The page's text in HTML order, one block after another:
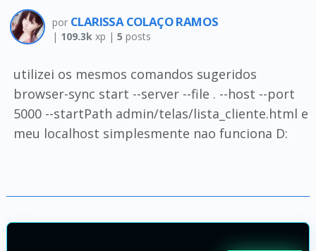
por CLARISSA COLAÇO RAMOS
| 109.3kxp | 5 posts
utilizei os mesmos comandos sugeridos
browser-sync start --server --file . --host --port
5000 --startPath admin/telas/lista_cliente.html e
meu localhost simplesmente nao funciona D: